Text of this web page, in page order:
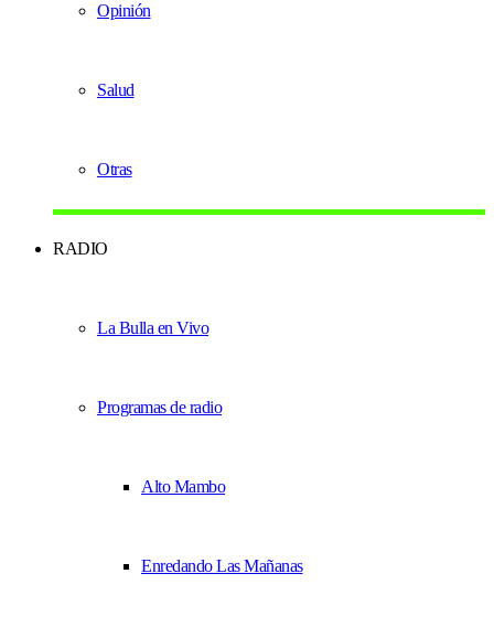
Opinión
Salud
Otras
RADIO
La Bulla en Vivo
Programas de radio
Alto Mambo
Enredando Las Mañanas